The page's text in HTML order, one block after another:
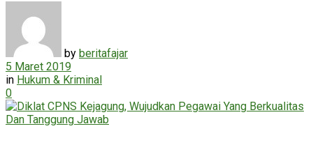
by beritafajar
5 Maret 2019
in Hukum & Kriminal
0